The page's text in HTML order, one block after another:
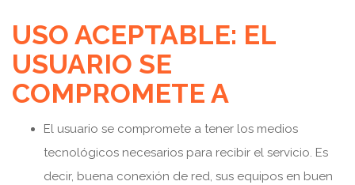
USO ACEPTABLE: EL
USUARIO SE
COMPROMETE A
El usuario se compromete a tener los medios
tecnológicos necesarios para recibir el servicio. Es
decir, buena conexión de red, sus equipos en buen